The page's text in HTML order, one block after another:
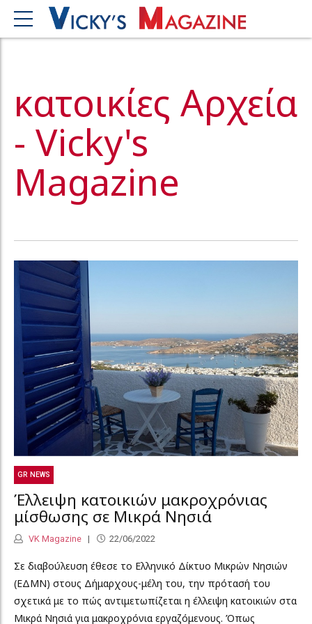
κατοικίες Αρχεία
- Vicky's
Magazine
GR NEWS
Έλλειψη κατοικιών μακροχρόνιας
μίσθωσης σε Μικρά Νησιά
VK Magazine 22/06/2022
Σε διαβούλευση έθεσε το Ελληνικό Δίκτυο Μικρών Νησιών
(ΕΔΜΝ) στους Δήμαρχους-μέλη του, την πρότασή του
σχετικά με το πώς αντιμετωπίζεται η έλλειψη κατοικιών στα
Μικρά Νησιά για μακροχρόνια εργαζόμενους. Όπως